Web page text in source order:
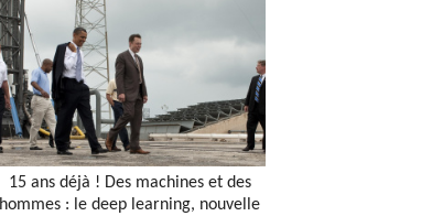
15 ans déjà ! Des machines et des
hommes : le deep learning, nouvelle